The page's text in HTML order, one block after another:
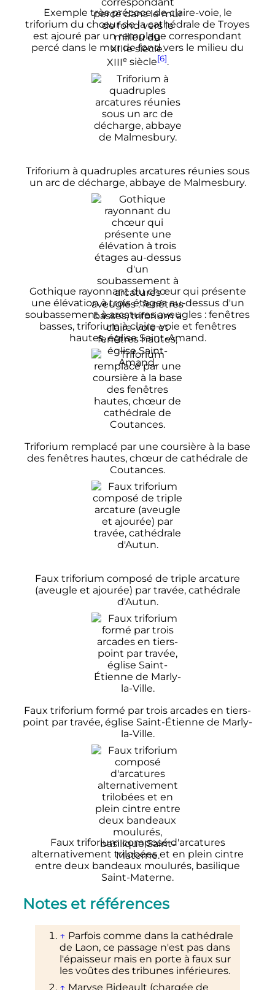
Exemple très précoce de claire-voie, le
triforium du chœur de la cathédrale de Troyes
est ajouré par un remplage correspondant
percé dans le mur de fond vers le milieu du
XIIIe siècle[6].
Triforium à quadruples arcatures réunies sous
un arc de décharge, abbaye de Malmesbury.
Gothique rayonnant du chœur qui présente
une élévation à trois étages au-dessus d'un
soubassement à arcatures aveugles : fenêtres
basses, triforium à claire-voie et fenêtres
hautes, église Saint-Amand.
Triforium remplacé par une coursière à la base
des fenêtres hautes, chœur de cathédrale de
Coutances.
Faux triforium composé de triple arcature
(aveugle et ajourée) par travée, cathédrale
d'Autun.
Faux triforium formé par trois arcades en tiers-
point par travée, église Saint-Étienne de Marly-
la-Ville.
Faux triforium composé d'arcatures
alternativement trilobées et en plein cintre
entre deux bandeaux moulurés, basilique
Saint-Materne.
Notes et références
↑ Parfois comme dans la cathédrale
de Laon, ce passage n'est pas dans
l'épaisseur mais en porte à faux sur
les voûtes des tribunes inférieures.
↑ Maryse Bideault (chargée de